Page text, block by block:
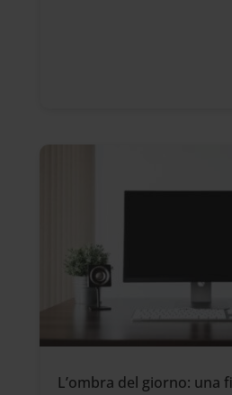
L’ombra del giorno: una